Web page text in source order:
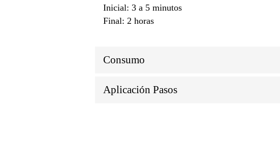
Inicial: 3 a 5 minutos
Final: 2 horas
Consumo
Aplicación Pasos